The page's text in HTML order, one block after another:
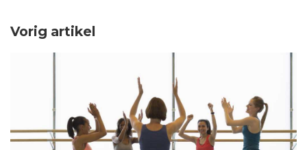
Vorig artikel